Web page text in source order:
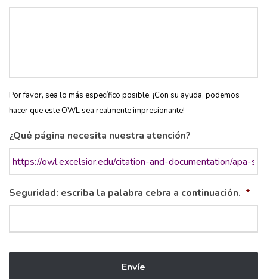
Por favor, sea lo más específico posible. ¡Con su ayuda, podemos
hacer que este OWL sea realmente impresionante!
¿Qué página necesita nuestra atención?
Seguridad: escriba la palabra cebra a continuación. *